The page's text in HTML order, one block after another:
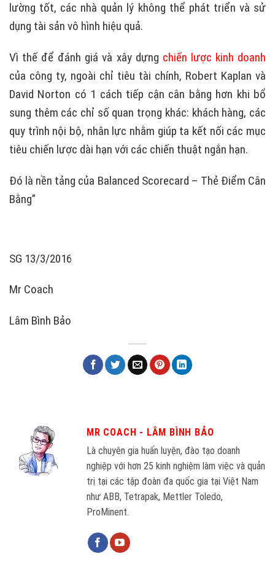
lường tốt, các nhà quản lý không thể phát triển và sử
dụng tài sản vô hình hiệu quả.
Vì thế để đánh giá và xây dựng chiến lược kinh doanh
của công ty, ngoài chỉ tiêu tài chính, Robert Kaplan và
David Norton có 1 cách tiếp cận cân bằng hơn khi bổ
sung thêm các chỉ số quan trọng khác: khách hàng, các
quy trình nội bộ, nhân lực nhằm giúp ta kết nối các mục
tiêu chiến lược dài hạn với các chiến thuật ngắn hạn.
Đó là nền tảng của Balanced Scorecard – Thẻ Điểm Cân
Bằng”
SG 13/3/2016
Mr Coach
Lâm Bình Bảo
MR COACH - LÂM BÌNH BẢO
Là chuyên gia huấn luyện, đào tạo doanh
nghiệp với hơn 25 kinh nghiệm làm việc và quản
trị tại các tập đoàn đa quốc gia tại Việt Nam
như ABB, Tetrapak, Mettler Toledo,
ProMinent.